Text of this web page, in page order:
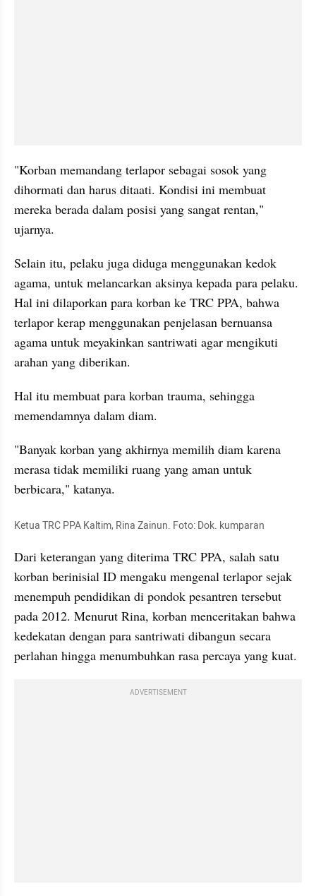
"Korban memandang terlapor sebagai sosok yang
dihormati dan harus ditaati. Kondisi ini membuat
mereka berada dalam posisi yang sangat rentan,"
ujarnya.
Selain itu, pelaku juga diduga menggunakan kedok
agama, untuk melancarkan aksinya kepada para pelaku.
Hal ini dilaporkan para korban ke TRC PPA, bahwa
terlapor kerap menggunakan penjelasan bernuansa
agama untuk meyakinkan santriwati agar mengikuti
arahan yang diberikan.
Hal itu membuat para korban trauma, sehingga
memendamnya dalam diam.
"Banyak korban yang akhirnya memilih diam karena
merasa tidak memiliki ruang yang aman untuk
berbicara," katanya.
Ketua TRC PPA Kaltim, Rina Zainun. Foto: Dok. kumparan
Dari keterangan yang diterima TRC PPA, salah satu
korban berinisial ID mengaku mengenal terlapor sejak
menempuh pendidikan di pondok pesantren tersebut
pada 2012. Menurut Rina, korban menceritakan bahwa
kedekatan dengan para santriwati dibangun secara
perlahan hingga menumbuhkan rasa percaya yang kuat.
ADVERTISEMENT